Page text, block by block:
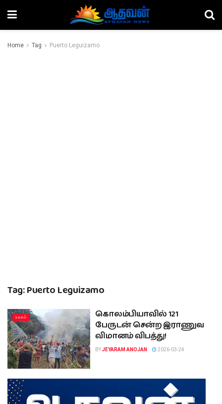
Home Tag Puerto Leguizamo
Tag:Puerto Leguizamo
உலகம்
கொலம்பியாவில் 121
பேருடன் சென்ற இராணுவ
விமானம் விபத்து!
BYJEYARAM ANOJAN 2026-03-24